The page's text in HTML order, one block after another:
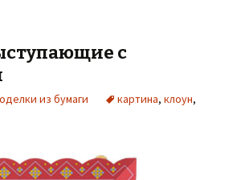
с
из бумаги картина, клоун,